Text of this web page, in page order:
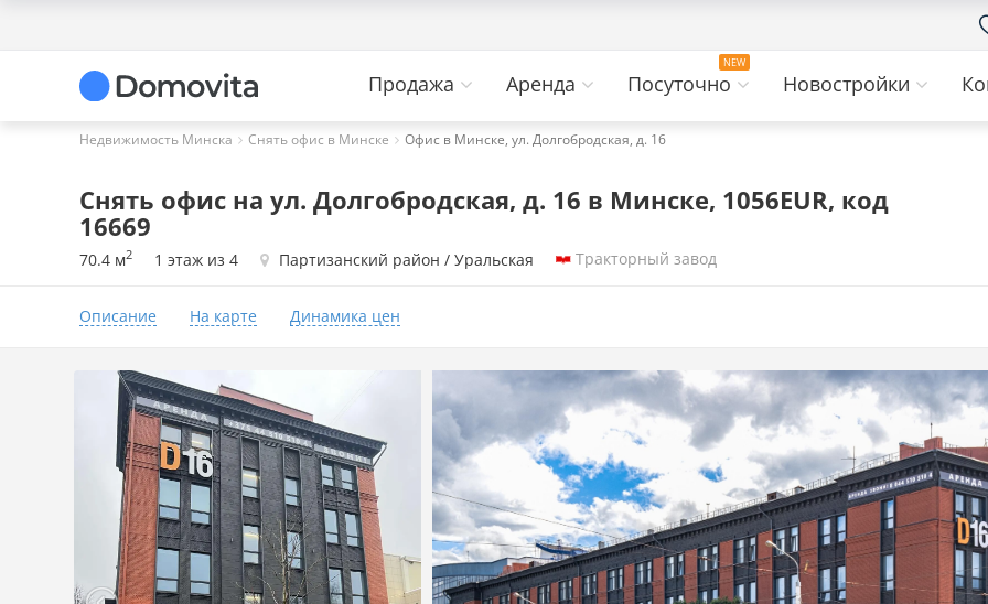
Продажа Аренда Посуточно Новостройки
Недвижимость Минска Снять офис в Минске Офис в Минске, ул. Долгобродская, д. 16
Снять офис на ул. Долгобродская, д. 16 в Минске, 1056EUR, код
16669
70.4 м2 1 этаж из 4 Партизанский район / Уральская Тракторный завод
Описание На карте Динамика цен